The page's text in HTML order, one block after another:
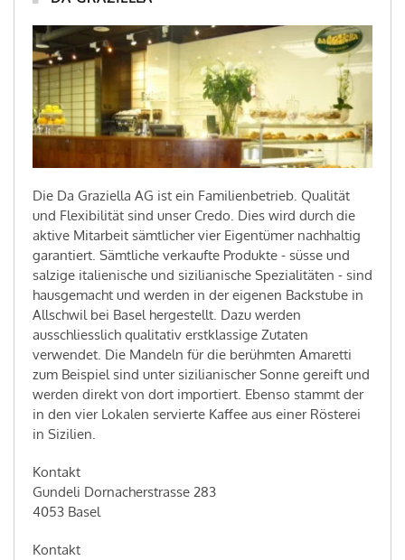
Die Da Graziella AG ist ein Familienbetrieb. Qualität
und Flexibilität sind unser Credo. Dies wird durch die
aktive Mitarbeit sämtlicher vier Eigentümer nachhaltig
garantiert. Sämtliche verkaufte Produkte - süsse und
salzige italienische und sizilianische Spezialitäten - sind
hausgemacht und werden in der eigenen Backstube in
Allschwil bei Basel hergestellt. Dazu werden
ausschliesslich qualitativ erstklassige Zutaten
verwendet. Die Mandeln für die berühmten Amaretti
zum Beispiel sind unter sizilianischer Sonne gereift und
werden direkt von dort importiert. Ebenso stammt der
in den vier Lokalen servierte Kaffee aus einer Rösterei
in Sizilien.
Kontakt
Gundeli Dornacherstrasse 283
4053 Basel
Kontakt